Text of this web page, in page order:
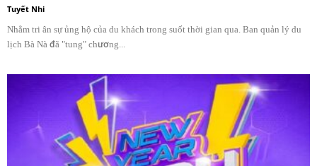
Tuyết Nhi
Nhằm tri ân sự ủng hộ của du khách trong suốt thời gian qua. Ban quản lý du
lịch Bà Nà đã "tung" chương...